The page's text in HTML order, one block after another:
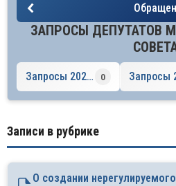
ЗАПРОСЫ ДЕПУТАТОВ
Запросы 2021 год 0
Записи в рубрике
О создании